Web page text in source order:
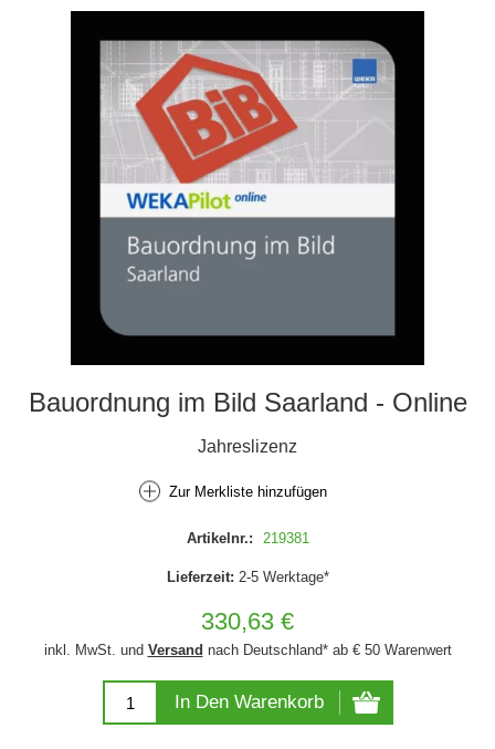
Bauordnung im Bild Saarland - Online
Jahreslizenz
Zur Merkliste hinzufügen
Artikelnr.: 219381
Lieferzeit: 2-5 Werktage*
330,63 €
inkl. MwSt. und Versand nach Deutschland* ab € 50 Warenwert
In Den Warenkorb